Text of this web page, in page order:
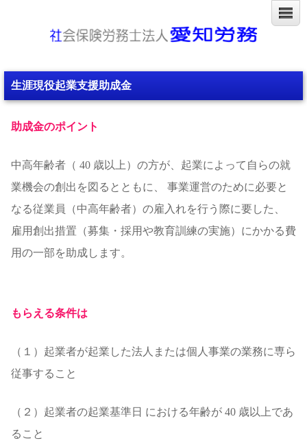
生涯現役起業支援助成金
助成金のポイント
中高年齢者（ 40 歳以上）の方が、起業によって自らの就
業機会の創出を図るとともに、 事業運営のために必要と
なる従業員（中高年齢者）の雇入れを行う際に要した、
雇用創出措置（募集・採用や教育訓練の実施）にかかる費
用の一部を助成します。
もらえる条件は
（１）起業者が起業した法人または個人事業の業務に専ら
従事すること
（２）起業者の起業基準日 における年齢が 40 歳以上であ
ること